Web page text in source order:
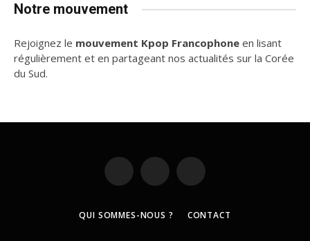
Notre mouvement
Rejoignez le mouvement Kpop Francophone en lisant
régulièrement et en partageant nos actualités sur la Corée
du Sud.
Discord
(Twitter)
Instagram
QUI SOMMES-NOUS ? CONTACT